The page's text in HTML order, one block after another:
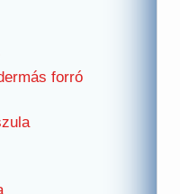
forró